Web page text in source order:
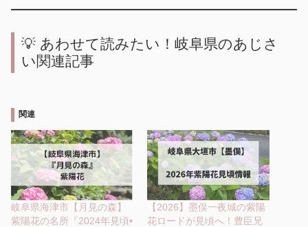
💡 あわせて読みたい！岐阜県のあじさ
い関連記事
関連
岐阜県海津市【月見の森】
紫陽花の名所『2024年見頃•
【2026】墨俣一夜城の紫陽
花ロードが見頃へ！豊臣兄